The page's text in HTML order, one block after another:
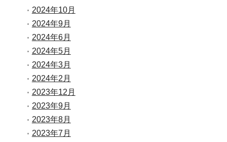
2024年10月
2024年9月
2024年6月
2024年5月
2024年3月
2024年2月
2023年12月
2023年9月
2023年8月
2023年7月